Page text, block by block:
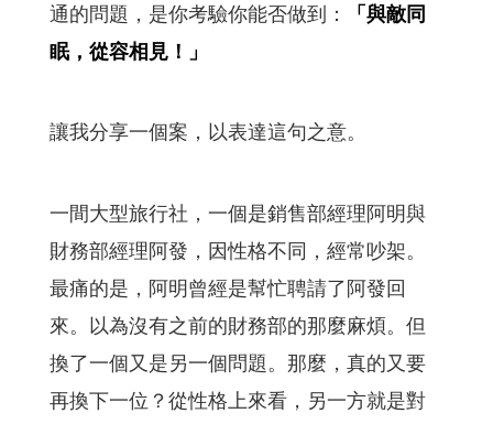
通的問題，是你考驗你能否做到：
「與敵同
眠，從容相見！」
讓我分享一個案，以表達這句之意。
一間大型旅行社，一個是銷售部經理阿明與
財務部經理阿發，因性格不同，經常吵架。
最痛的是，阿明曾經是幫忙聘請了阿發回
來。以為沒有之前的財務部的那麼麻煩。但
換了一個又是另一個問題。那麼，真的又要
再換下一位？從性格上來看，另一方就是對